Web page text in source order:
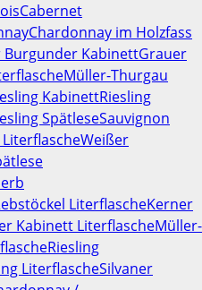
Cabernet
Chardonnay im Holzfass
Burgunder KabinettGrauer
Müller-Thurgau
KabinettRiesling
SpätleseSauvignon
Weißer
LiterflascheKerner
Kabinett LiterflascheMüller-
Riesling
LiterflascheSilvaner